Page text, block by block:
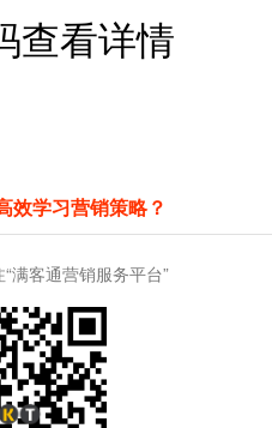
查看详情
效学习营销策略？
满客通营销服务平台”